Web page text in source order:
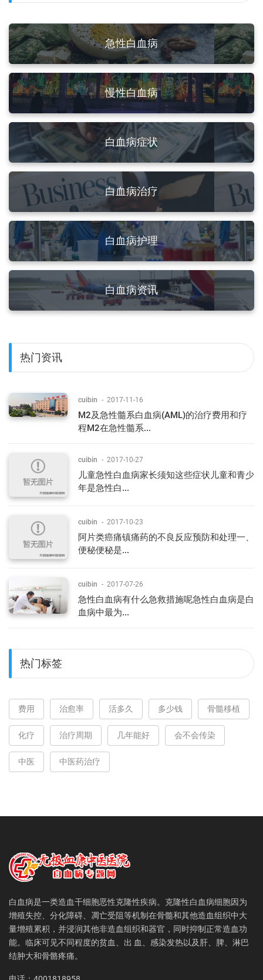
急性白血病
慢性白血病
白血病症状
白血病治疗
白血病护理
白血病资讯
热门资讯
cuibin - 2017-11-16
M2及急性髓系白血病(AML)的治疗费用和疗
程M2在急性髓系...
cuibin - 2017-10-27
儿童急性白血病家长须知这些症状儿童和青少
年是急性白...
cuibin - 2017-10-23
阿片类癌痛镇痛药的不良反应预防和处理一、
便秘便秘是...
cuibin - 2017-07-26
急性白血病有什么急救措施呢急性白血病是白
血病中最为...
热门标签
费用 治愈率 活多久 多少钱 骨髓移植
化疗 治疗周期 几年能好 会不会传染
中医 中医药治疗
白血病是一类造血干细胞恶性克隆性疾病。克隆性白血病细胞因为
增殖失控、分化障碍、凋亡受阻等机制在骨髓和其他造血组织中大
量增殖累积，并浸润其他非造血组织和器官，同时抑制正常造血功
能。临床可见不同程度的贫血、出 血、感染发热以及肝、脾、淋巴
结肿大和骨骼疼痛。